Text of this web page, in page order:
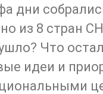
дни
из 8 стран
Что
идеи и